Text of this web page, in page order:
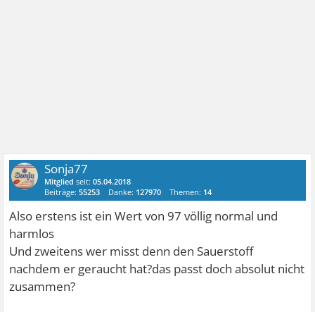
Sonja77
Mitglied seit:05.04.2018
Beiträge:55253 Danke: 127970 Themen: 14
Also erstens ist ein Wert von 97 völlig normal und
harmlos
Und zweitens wer misst denn den Sauerstoff
nachdem er geraucht hat?das passt doch absolut nicht
zusammen?